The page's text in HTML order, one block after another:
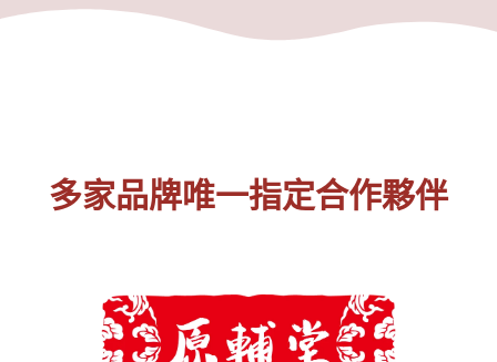
多家品牌唯一指定合作夥伴